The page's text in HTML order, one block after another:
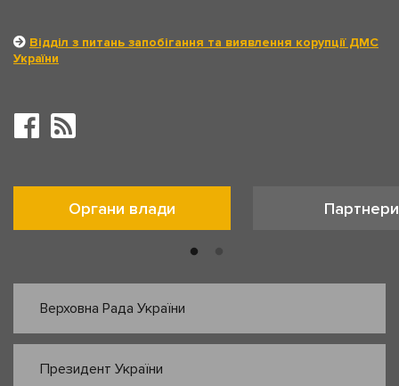
Відділ з питань запобігання та виявлення корупції ДМС
України
Органи влади Партнери
Верховна Рада України
Президент України